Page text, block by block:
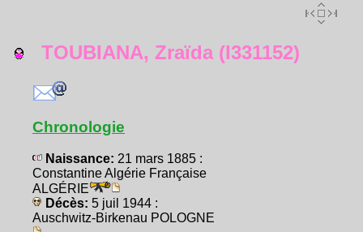
TOUBIANA, Zraïda (I331152)
Chronologie
Naissance: 21 mars 1885 :
Constantine Algérie Française
ALGÉRIE
Décès: 5 juil 1944 :
Auschwitz-Birkenau POLOGNE